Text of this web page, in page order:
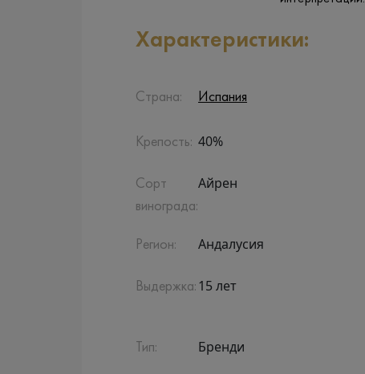
Характеристики:
Страна: Испания
Крепость: 40%
Сорт
винограда:
Айрен
Регион: Андалусия
Выдержка: 15 лет
Тип: Бренди